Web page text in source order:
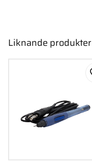
Liknande produkter